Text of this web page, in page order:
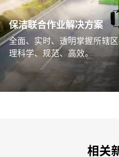
新能源技术解决方案
成本零添加、作业零排放。
保洁联合作业解决方案
全面、实时、透明掌握所辖
理科学、规范、高效。
垃圾转运解决方案
高效率转运、系统化治理
相关